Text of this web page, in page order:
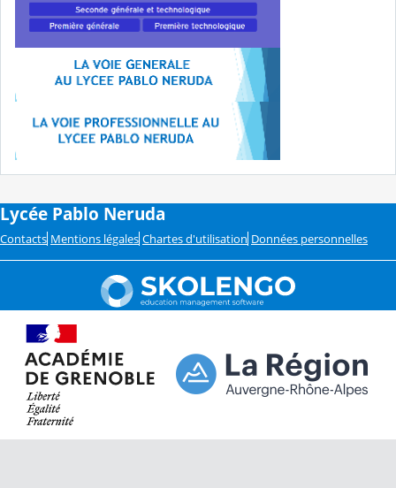
Lycée Pablo Neruda
Contacts Mentions légales Chartes d'utilisation Données personnelles